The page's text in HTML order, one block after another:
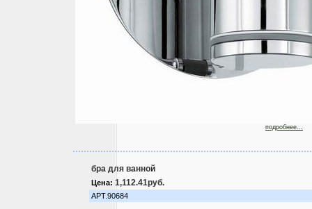
подробнее...
бра для ванной
Цена: 1,112.41руб.
АРТ.90684